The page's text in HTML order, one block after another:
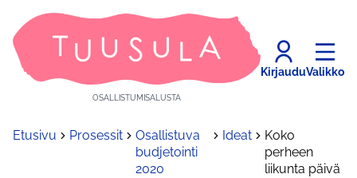
OSALLISTUMISALUSTA
KirjauduValikko
Etusivu Prosessit
Osallistuva
budjetointi
2020
Ideat
Koko
perheen
liikunta päivä